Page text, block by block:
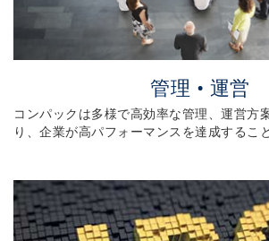
管理 • 運営
コンパックは多様で高効率な管理、運営方
り、企業が高パフォーマンスを達成するこ
コンパックは多様で高効率な管理、運